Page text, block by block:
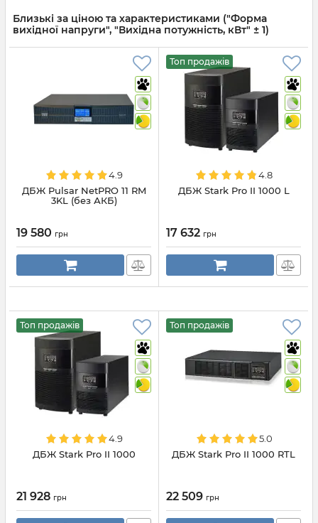
Близькі за ціною та характеристиками ("Форма
вихідної напруги", "Вихідна потужність, кВт" ± 1)
4.9
ДБЖ Pulsar NetPRO 11 RM
3KL (без АКБ)
19 580 грн
Топ продажів
4.8
ДБЖ Stark Pro II 1000 L
17 632 грн
Топ продажів
4.9
ДБЖ Stark Pro II 1000
21 928 грн
Топ продажів
5.0
ДБЖ Stark Pro II 1000 RTL
22 509 грн